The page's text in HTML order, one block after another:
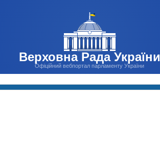
Верховна Рада України
Офіційний вебпортал парламенту України